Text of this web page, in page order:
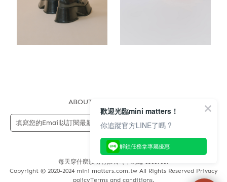
ABOUT US
每天穿什麼股份有限公司 | 統編 83689089
Copyright © 2020-2024 mini matters.com.tw All Rights Reserved Privacy
policyTerms and conditions.
歡迎光臨mini matters！
你追蹤官方LINE了嗎 ?
解鎖任務拿專屬優惠